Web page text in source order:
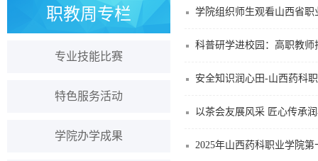
职教周专栏
专业技能比赛
特色服务活动
学院办学成果
学院组织师生观看山西省
科普研学进校园：高职教
安全知识润心田-山西药科
以茶会友展风采 匠心传承